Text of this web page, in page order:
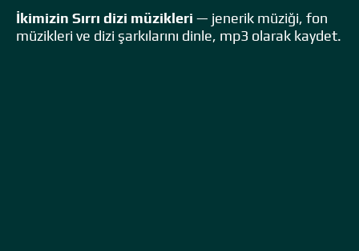
İkimizin Sırrı dizi müzikleri — jenerik müziği, fon
müzikleri ve dizi şarkılarını dinle, mp3 olarak kaydet.